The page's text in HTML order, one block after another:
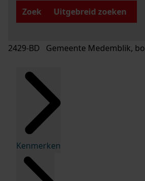
Zoek
Uitgebreid zoeken
2429-BD Gemeente Medemblik,
Kenmerken